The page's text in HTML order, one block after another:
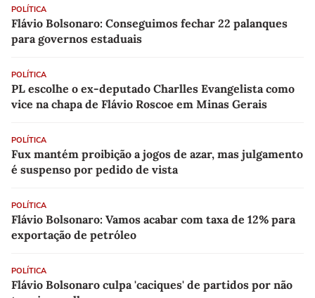
POLÍTICA
Flávio Bolsonaro: Conseguimos fechar 22 palanques
para governos estaduais
POLÍTICA
PL escolhe o ex-deputado Charlles Evangelista como
vice na chapa de Flávio Roscoe em Minas Gerais
POLÍTICA
Fux mantém proibição a jogos de azar, mas julgamento
é suspenso por pedido de vista
POLÍTICA
Flávio Bolsonaro: Vamos acabar com taxa de 12% para
exportação de petróleo
POLÍTICA
Flávio Bolsonaro culpa 'caciques' de partidos por não